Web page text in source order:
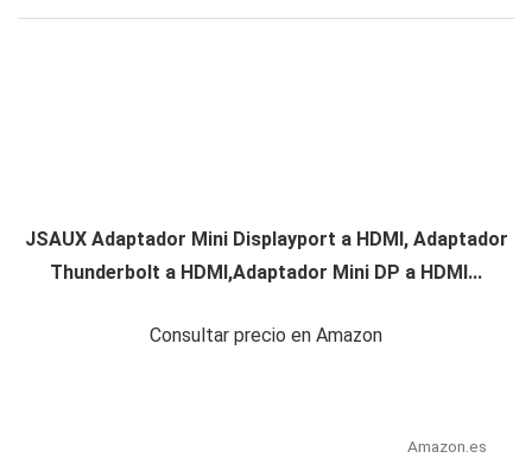
JSAUX Adaptador Mini Displayport a HDMI, Adaptador
Thunderbolt a HDMI,Adaptador Mini DP a HDMI...
Consultar precio en Amazon
Amazon.es